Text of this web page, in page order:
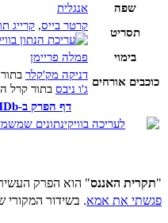
שפה
אנגלית
תסריט
קרטר בייס, קרייג
בימוי
פמלה פריימן
כוכבים אורחים
דניקה מק'קלר
ג'ו ניבס בתור קרל
דף הפרק ב-IMDb
"תקרית האננס" הוא הפרק
פגשתי את אמא. בשידור המקורי של